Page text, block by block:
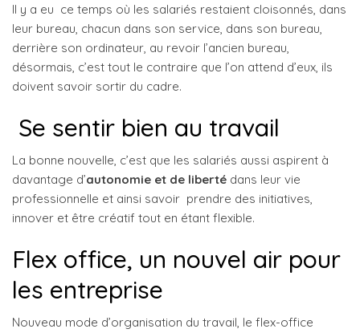
Il y a eu ce temps où les salariés restaient cloisonnés, dans
leur bureau, chacun dans son service, dans son bureau,
derrière son ordinateur, au revoir l’ancien bureau,
désormais, c’est tout le contraire que l’on attend d’eux, ils
doivent savoir sortir du cadre.
Se sentir bien au travail
La bonne nouvelle, c’est que les salariés aussi aspirent à
davantage d’autonomie et de liberté dans leur vie
professionnelle et ainsi savoir prendre des initiatives,
innover et être créatif tout en étant flexible.
Flex office, un nouvel air pour
les entreprise
Nouveau mode d’organisation du travail, le flex-office